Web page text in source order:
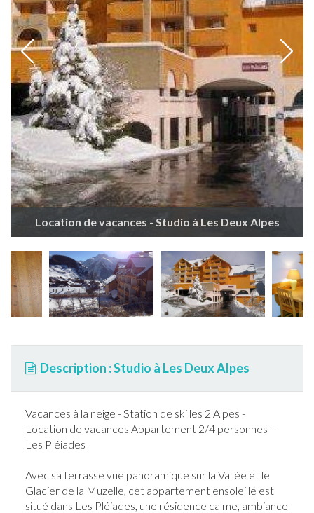
Location de vacances - Studio à Les Deux Alpes
Description : Studio à Les Deux Alpes
Vacances à la neige - Station de ski les 2 Alpes -
Location de vacances Appartement 2/4 personnes --
Les Pléiades
Avec sa terrasse vue panoramique sur la Vallée et le
Glacier de la Muzelle, cet appartement ensoleillé est
situé dans Les Pléiades, une résidence calme, ambiance